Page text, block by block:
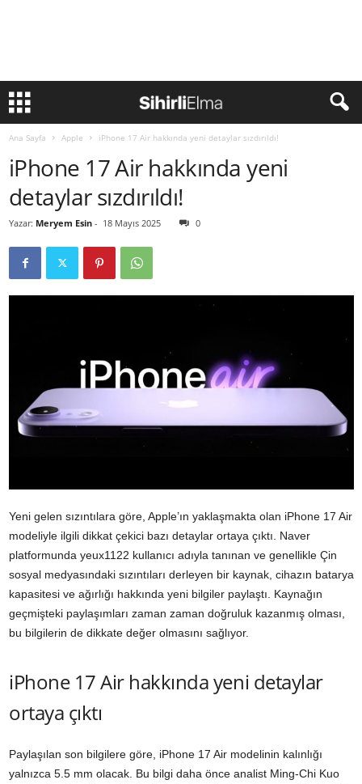
Ana Sayfa Apple iPhone 17 Air hakkında yeni detaylar sızdırıldı!
iPhone 17 Air hakkında yeni
detaylar sızdırıldı!
Yazar: Meryem Esin - 18 Mayıs 2025 0
Yeni gelen sızıntılara göre, Apple’ın yaklaşmakta olan iPhone 17 Air
modeliyle ilgili dikkat çekici bazı detaylar ortaya çıktı. Naver
platformunda yeux1122 kullanıcı adıyla tanınan ve genellikle Çin
sosyal medyasındaki sızıntıları derleyen bir kaynak, cihazın batarya
kapasitesi ve ağırlığı hakkında yeni bilgiler paylaştı. Kaynağın
geçmişteki paylaşımları zaman zaman doğruluk kazanmış olması,
bu bilgilerin de dikkate değer olmasını sağlıyor.
iPhone 17 Air hakkında yeni detaylar
ortaya çıktı
Paylaşılan son bilgilere göre, iPhone 17 Air modelinin kalınlığı
yalnızca 5.5 mm olacak. Bu bilgi daha önce analist Ming-Chi Kuo